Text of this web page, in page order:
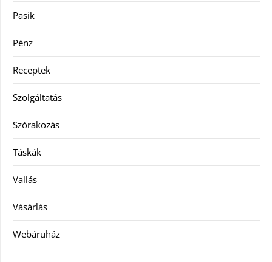
Pasik
Pénz
Receptek
Szolgáltatás
Szórakozás
Táskák
Vallás
Vásárlás
Webáruház